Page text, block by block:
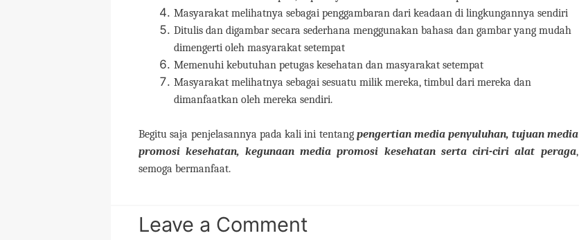
Masyarakat melihatnya sebagai penggambaran dari keadaan di lingkungannya sendiri
Ditulis dan digambar secara sederhana menggunakan bahasa dan gambar yang mudah
dimengerti oleh masyarakat setempat
Memenuhi kebutuhan petugas kesehatan dan masyarakat setempat
Masyarakat melihatnya sebagai sesuatu milik mereka, timbul dari mereka dan
dimanfaatkan oleh mereka sendiri.
Begitu saja penjelasannya pada kali ini tentang pengertian media penyuluhan, tujuan media
promosi kesehatan, kegunaan media promosi kesehatan serta ciri-ciri alat peraga,
semoga bermanfaat.
Leave a Comment